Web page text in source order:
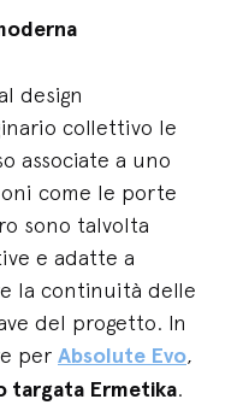
design
collettivo le
associate a uno
come le porte
sono talvolta
e adatte a
la continuità delle
del progetto. In
per Absolute Evo,
targata Ermetika.